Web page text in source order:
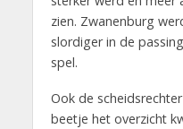
zien. Zwanenburg
slordiger in de
spel.
Ook de
beetje het overzicht